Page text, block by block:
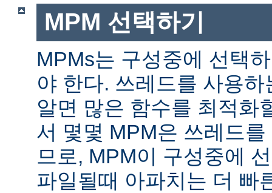
MPM 선택하기
MPMs는 구성중에 선택
야 한다. 쓰레드를 사용
알면 많은 함수를 최적화
서 몇몇 MPM은 쓰레드
므로, MPM이 구성중에
파일될때 아파치는 더 빠